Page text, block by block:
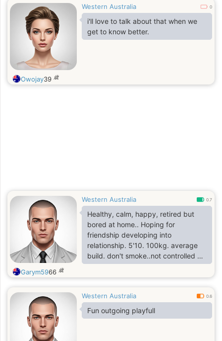
Western Australia 0
i'll love to talk about that when we
get to know better.
Owojay39 歳
Western Australia 0.7
Healthy, calm, happy, retired but
bored at home.. Hoping for
friendship developing into
relationship. 5'10. 100kg. average
build. don't smoke..not controlled by
alcohol.. I want to explore the
amazing place called the Philippines
g/f.
Garym5966 歳
Western Australia 0.6
Fun outgoing playfull